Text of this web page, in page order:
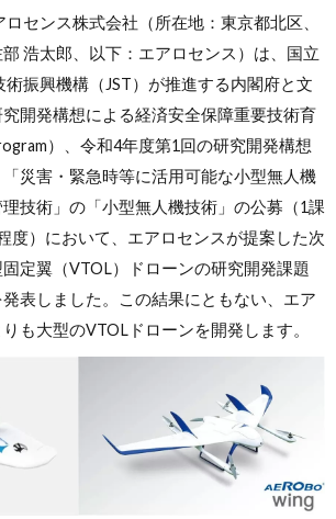
センス株式会社（所在地：東京都北区、
浩太郎、以下：エアロセンス）は、国立
振興機構（JST）が推進する内閣府と文
開発構想による経済安全保障重要技術育
）、令和4年度第1回の研究開発構想
「災害・緊急時等に活用可能な小型無人機
技術」の「小型無人機技術」の公募（1課
度）において、エアロセンスが提案した次
定翼（VTOL）ドローンの研究開発課題
表しました。この結果にともない、エア
も大型のVTOLドローンを開発します。